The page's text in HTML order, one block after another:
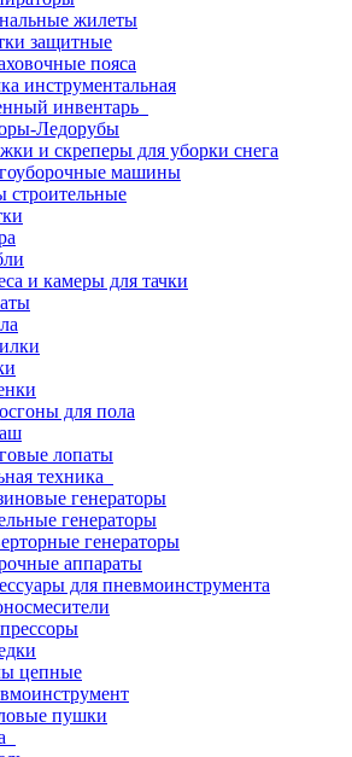
жилеты
защитные
пояса
инструментальная
инвентарь
Ледорубы
и скреперы для уборки снега
машины
строительные
и камеры для тачки
для пола
лопаты
техника
генераторы
генераторы
генераторы
аппараты
для пневмоинструмента
цепные
пушки